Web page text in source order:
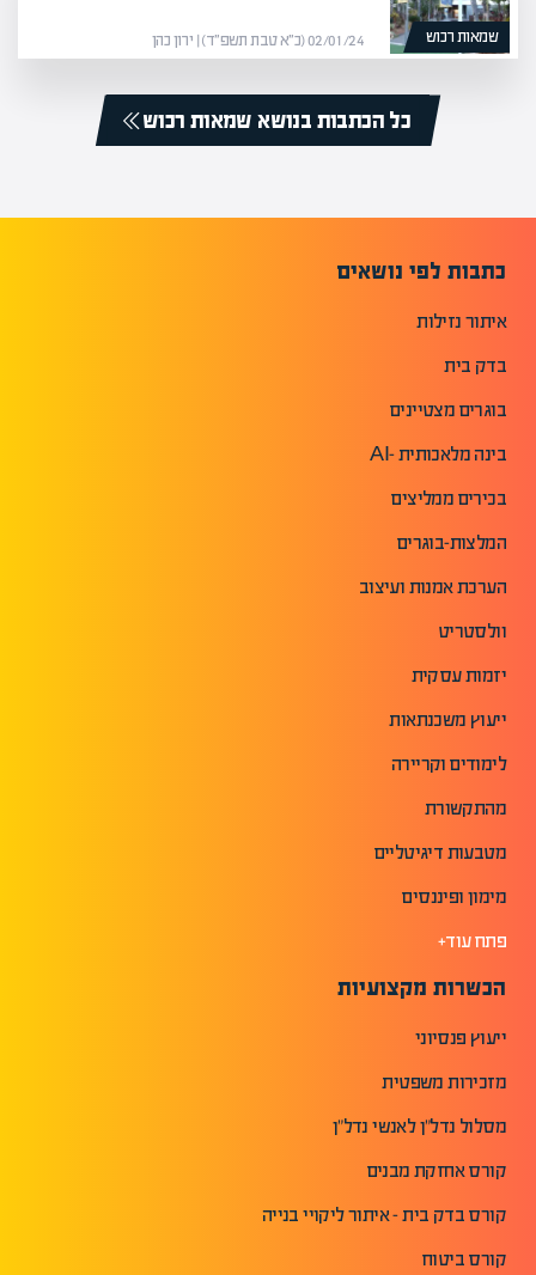
שמאות רכוש 02/01/24 (כ״א טבת תשפ״ד) | ירון כהן
כל הכתבות בנושא שמאות רכוש
כתבות לפי נושאים
איתור נזילות
בדק בית
בוגרים מצטיינים
בינה מלאכותית -AI
בכירים ממליצים
המלצות-בוגרים
הערכת אמנות ועיצוב
וולסטריט
יזמות עסקית
ייעוץ משכנתאות
לימודים וקריירה
מהתקשורת
מטבעות דיגיטליים
מימון ופיננסים
פתח עוד+
הכשרות מקצועיות
ייעוץ פנסיוני
מזכירות משפטית
מסלול נדל"ן לאנשי נדל"ן
קורס אחזקת מבנים
קורס בדק בית - איתור ליקויי בנייה
קורס ביטוח